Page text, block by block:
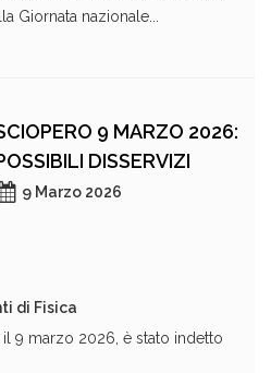
Giornata nazionale...
9 MARZO 2026:
DISSERVIZI
9 Marzo 2026
di Fisica
9 marzo 2026, è stato indetto